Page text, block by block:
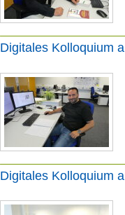
Digitales Kolloquium
Digitales Kolloquium